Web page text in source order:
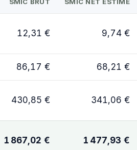
12,31 € 9,74 €
86,17 € 68,21 €
430,85 € 341,06 €
1 867,02 € 1 477,93 €